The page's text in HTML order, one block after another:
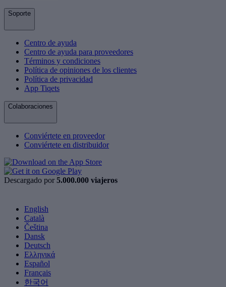
Soporte
Centro de ayuda
Centro de ayuda para proveedores
Términos y condiciones
Política de opiniones de los clientes
Política de privacidad
App Tiqets
Colaboraciones
Conviértete en proveedor
Conviértete en distribuidor
Descargado por 5.000.000 viajeros
English
Català
Čeština
Dansk
Deutsch
Ελληνικά
Español
Français
한국어